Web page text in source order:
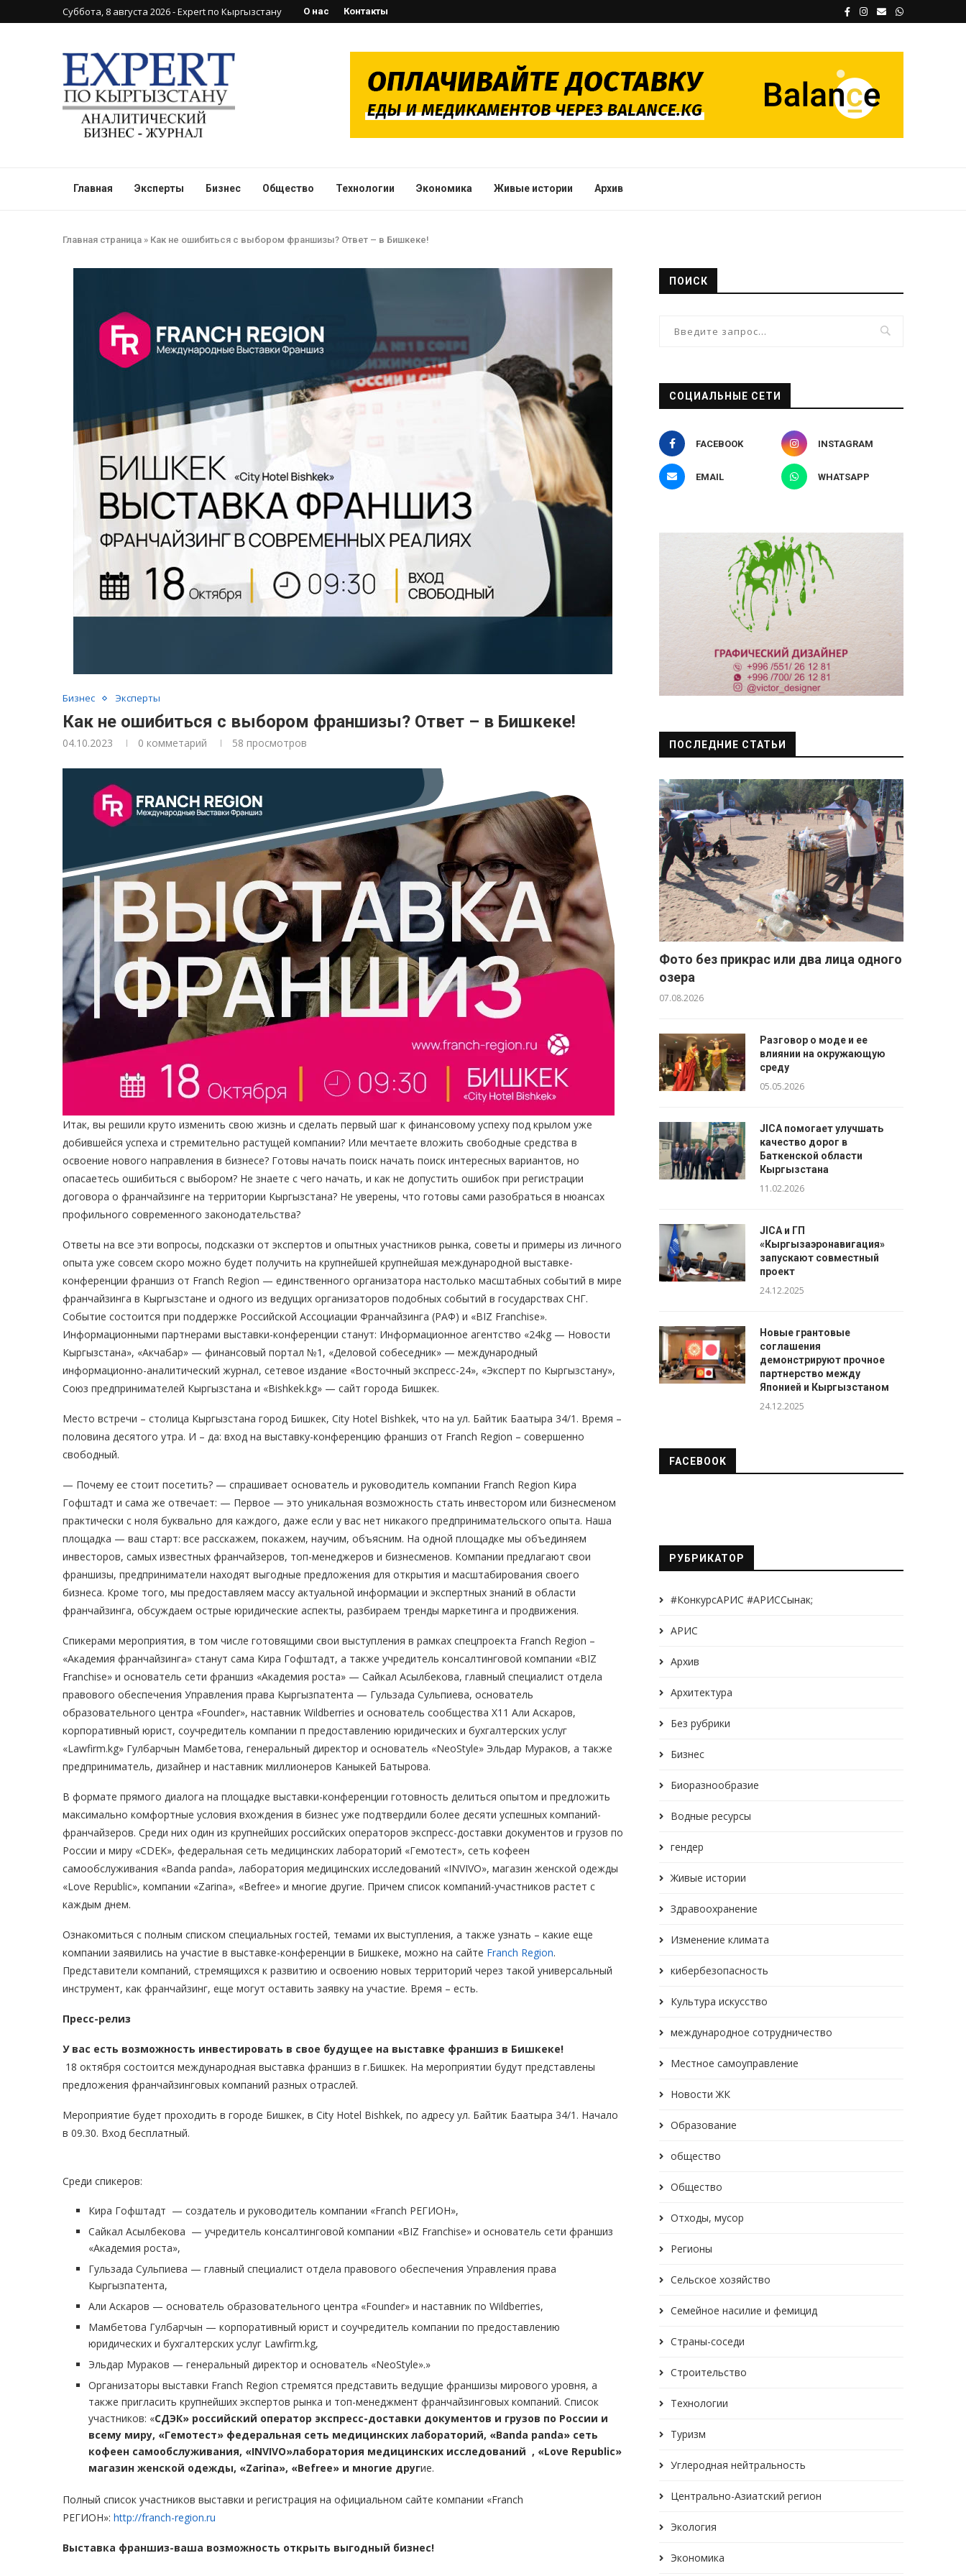
Суббота, 8 августа 2026 - Expert по Кыргызстану О нас Контакты
Главная Эксперты Бизнес Общество Технологии Экономика Живые истории Архив
Главная страница » Как не ошибиться с выбором франшизы? Ответ – в Бишкеке!
Бизнес Эксперты
Как не ошибиться с выбором франшизы? Ответ – в Бишкеке!
04.10.2023 0 комметарий 58 просмотров
Итак, вы решили круто изменить свою жизнь и сделать первый шаг к финансовому успеху под крылом уже
добившейся успеха и стремительно растущей компании? Или мечтаете вложить свободные средства в
освоение нового направления в бизнесе? Готовы начать поиск начать поиск интересных вариантов, но
опасаетесь ошибиться с выбором? Не знаете с чего начать, и как не допустить ошибок при регистрации
договора о франчайзинге на территории Кыргызстана? Не уверены, что готовы сами разобраться в нюансах
профильного современного законодательства?
Ответы на все эти вопросы, подсказки от экспертов и опытных участников рынка, советы и примеры из личного
опыта уже совсем скоро можно будет получить на крупнейшей крупнейшая международной выставке-
конференции франшиз от Franch Region — единственного организатора настолько масштабных событий в мире
франчайзинга в Кыргызстане и одного из ведущих организаторов подобных событий в государствах СНГ.
Событие состоится при поддержке Российской Ассоциации Франчайзинга (РАФ) и «BIZ Franchise».
Информационными партнерами выставки-конференции станут: Информационное агентство «24kg — Новости
Кыргызстана», «Акчабар» — финансовый портал №1, «Деловой собеседник» — международный
информационно-аналитический журнал, сетевое издание «Восточный экспресс-24», «Эксперт по Кыргызстану»,
Союз предпринимателей Кыргызстана и «Bishkek.kg» — сайт города Бишкек.
Место встречи – столица Кыргызстана город Бишкек, City Hotel Bishkek, что на ул. Байтик Баатыра 34/1. Время –
половина десятого утра. И – да: вход на выставку-конференцию франшиз от Franch Region – совершенно
свободный.
— Почему ее стоит посетить? — спрашивает основатель и руководитель компании Franch Region Кира
Гофштадт и сама же отвечает: — Первое — это уникальная возможность стать инвестором или бизнесменом
практически с ноля буквально для каждого, даже если у вас нет никакого предпринимательского опыта. Наша
площадка — ваш старт: все расскажем, покажем, научим, объясним. На одной площадке мы объединяем
инвесторов, самых известных франчайзеров, топ-менеджеров и бизнесменов. Компании предлагают свои
франшизы, предприниматели находят выгодные предложения для открытия и масштабирования своего
бизнеса. Кроме того, мы предоставляем массу актуальной информации и экспертных знаний в области
франчайзинга, обсуждаем острые юридические аспекты, разбираем тренды маркетинга и продвижения.
Спикерами мероприятия, в том числе готовящими свои выступления в рамках спецпроекта Franch Region –
«Академия франчайзинга» станут сама Кира Гофштадт, а также учредитель консалтинговой компании «BIZ
Franchise» и основатель сети франшиз «Академия роста» — Сайкал Асылбекова, главный специалист отдела
правового обеспечения Управления права Кыргызпатента — Гульзада Сульпиева, основатель
образовательного центра «Founder», наставник Wildberries и основатель сообщества Х11 Али Аскаров,
корпоративный юрист, соучредитель компании п предоставлению юридических и бухгалтерских услуг
«Lawfirm.kg» Гулбарчын Мамбетова, генеральный директор и основатель «NeoStyle» Эльдар Мураков, а также
предприниматель, дизайнер и наставник миллионеров Каныкей Батырова.
В формате прямого диалога на площадке выставки-конференции готовность делиться опытом и предложить
максимально комфортные условия вхождения в бизнес уже подтвердили более десяти успешных компаний-
франчайзеров. Среди них один из крупнейших российских операторов экспресс-доставки документов и грузов по
России и миру «CDEK», федеральная сеть медицинских лабораторий «Гемотест», сеть кофеен
самообслуживания «Banda panda», лаборатория медицинских исследований «INVIVO», магазин женской одежды
«Love Republic», компании «Zarina», «Befree» и многие другие. Причем список компаний-участников растет с
каждым днем.
Ознакомиться с полным списком специальных гостей, темами их выступления, а также узнать – какие еще
компании заявились на участие в выставке-конференции в Бишкеке, можно на сайте Franch Region.
Представители компаний, стремящихся к развитию и освоению новых территорий через такой универсальный
инструмент, как франчайзинг, еще могут оставить заявку на участие. Время – есть.
Пресс-релиз
У вас есть возможность инвестировать в свое будущее на выставке франшиз в Бишкеке!
18 октября состоится международная выставка франшиз в г.Бишкек. На мероприятии будут представлены
предложения франчайзинговых компаний разных отраслей.
Мероприятие будет проходить в городе Бишкек, в City Hotel Bishkek, по адресу ул. Байтик Баатыра 34/1. Начало
в 09.30. Вход бесплатный.
Среди спикеров:
Кира Гофштадт — создатель и руководитель компании «Franch РЕГИОН»,
Сайкал Асылбекова — учредитель консалтинговой компании «BIZ Franchise» и основатель сети франшиз
«Академия роста»,
Гульзада Сульпиева — главный специалист отдела правового обеспечения Управления права
Кыргызпатента,
Али Аскаров — основатель образовательного центра «Founder» и наставник по Wildberries,
Мамбетова Гулбарчын — корпоративный юрист и соучредитель компании по предоставлению
юридических и бухгалтерских услуг Lawfirm.kg,
Эльдар Мураков — генеральный директор и основатель «NeoStyle».»
Организаторы выставки Franch Region стремятся представить ведущие франшизы мирового уровня, а
также пригласить крупнейших экспертов рынка и топ-менеджмент франчайзинговых компаний. Список
участников: «СДЭК» российский оператор экспресс-доставки документов и грузов по России и
всему миру, «Гемотест» федеральная сеть медицинских лабораторий, «Banda panda» сеть
кофеен самообслуживания, «INVIVO»лаборатория медицинских исследований , «Love Republic»
магазин женской одежды, «Zarina», «Befree» и многие другие.
Полный список участников выставки и регистрация на официальном сайте компании «Franch
РЕГИОН»: http://franch-region.ru
Выставка франшиз-ваша возможность открыть выгодный бизнес!
ПОИСК
СОЦИАЛЬНЫЕ СЕТИ
FACEBOOK INSTAGRAM
EMAIL WHATSAPP
ПОСЛЕДНИЕ СТАТЬИ
Фото без прикрас или два лица одного
озера
07.08.2026
Разговор о моде и ее
влиянии на окружающую
среду
05.05.2026
JICA помогает улучшать
качество дорог в
Баткенской области
Кыргызстана
11.02.2026
JICA и ГП
«Кыргызаэронавигация»
запускают совместный
проект
24.12.2025
Новые грантовые
соглашения
демонстрируют прочное
партнерство между
Японией и Кыргызстаном
24.12.2025
FACEBOOK
РУБРИКАТОР
#КонкурсАРИС #АРИССынак;
АРИС
Архив
Архитектура
Без рубрики
Бизнес
Биоразнообразие
Водные ресурсы
гендер
Живые истории
Здравоохранение
Изменение климата
кибербезопасность
Культура искусство
международное сотрудничество
Местное самоуправление
Новости ЖК
Образование
общество
Общество
Отходы, мусор
Регионы
Сельское хозяйство
Семейное насилие и фемицид
Страны-соседи
Строительство
Технологии
Туризм
Углеродная нейтральность
Центрально-Азиатский регион
Экология
Экономика